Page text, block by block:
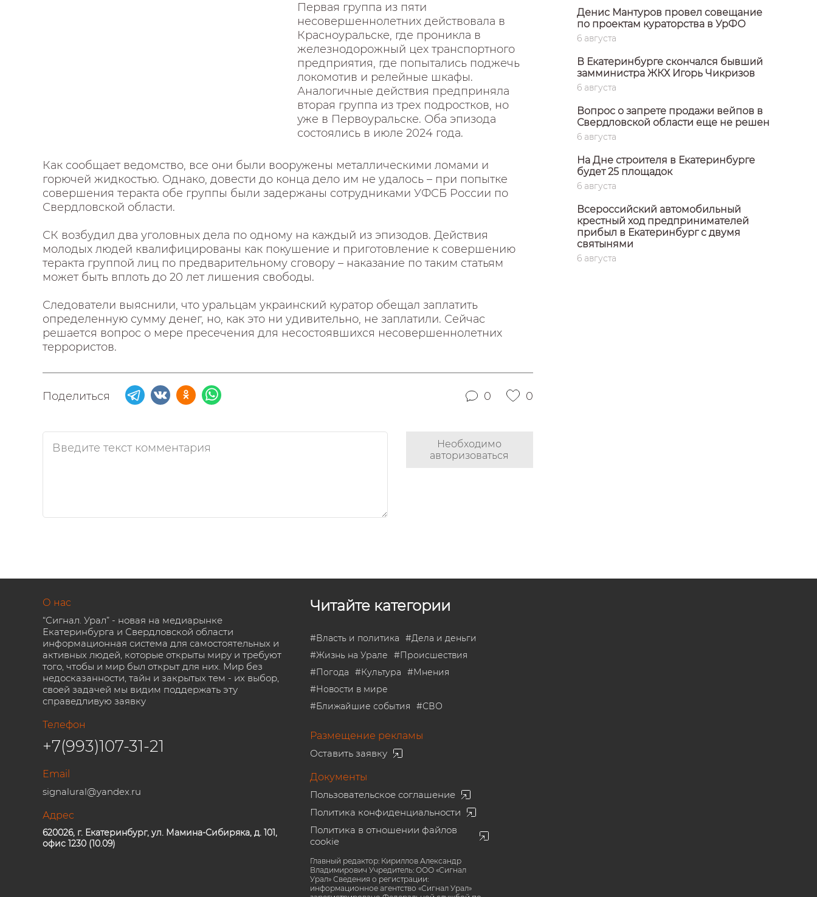
Первая группа из пяти
несовершеннолетних действовала в
Красноуральске, где проникла в
железнодорожный цех транспортного
предприятия, где попытались поджечь
локомотив и релейные шкафы.
Аналогичные действия предприняла
вторая группа из трех подростков, но
уже в Первоуральске. Оба эпизода
состоялись в июле 2024 года.
Как сообщает ведомство, все они были вооружены металлическими ломами и
горючей жидкостью. Однако, довести до конца дело им не удалось – при попытке
совершения теракта обе группы были задержаны сотрудниками УФСБ России по
Свердловской области.
СК возбудил два уголовных дела по одному на каждый из эпизодов. Действия
молодых людей квалифицированы как покушение и приготовление к совершению
теракта группой лиц по предварительному сговору – наказание по таким статьям
может быть вплоть до 20 лет лишения свободы.
Следователи выяснили, что уральцам украинский куратор обещал заплатить
определенную сумму денег, но, как это ни удивительно, не заплатили. Сейчас
решается вопрос о мере пресечения для несостоявшихся несовершеннолетних
террористов.
Поделиться 0 0
Необходимо
авторизоваться
Денис Мантуров провел совещание
по проектам кураторства в УрФО
6 августа
В Екатеринбурге скончался бывший
замминистра ЖКХ Игорь Чикризов
6 августа
Вопрос о запрете продажи вейпов в
Свердловской области еще не решен
6 августа
На Дне строителя в Екатеринбурге
будет 25 площадок
6 августа
Всероссийский автомобильный
крестный ход предпринимателей
прибыл в Екатеринбург с двумя
святынями
6 августа
О нас
“Сигнал. Урал” - новая на медиарынке
Екатеринбурга и Свердловской области
информационная система для самостоятельных и
активных людей, которые открыты миру и требуют
того, чтобы и мир был открыт для них. Мир без
недосказанности, тайн и закрытых тем - их выбор,
своей задачей мы видим поддержать эту
справедливую заявку
Телефон
+7(993)107-31-21
Email
signalural@yandex.ru
Адрес
620026, г. Екатеринбург, ул. Мамина-Сибиряка, д. 101,
офис 1230 (10.09)
Читайте категории
#Власть и политика #Дела и деньги
#Жизнь на Урале #Происшествия
#Погода #Культура #Мнения
#Новости в мире
#Ближайшие события #СВО
Размещение рекламы
Оставить заявку
Документы
Пользовательское соглашение
Политика конфиденциальности
Политика в отношении файлов
cookie
Главный редактор: Кириллов Александр
Владимирович Учредитель: ООО «Сигнал
Урал» Сведения о регистрации:
информационное агентство «Сигнал Урал»